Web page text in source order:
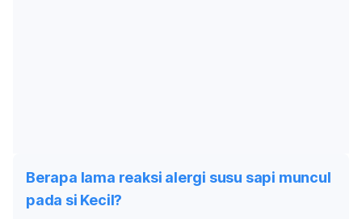
Berapa lama reaksi alergi susu sapi muncul
pada si Kecil?